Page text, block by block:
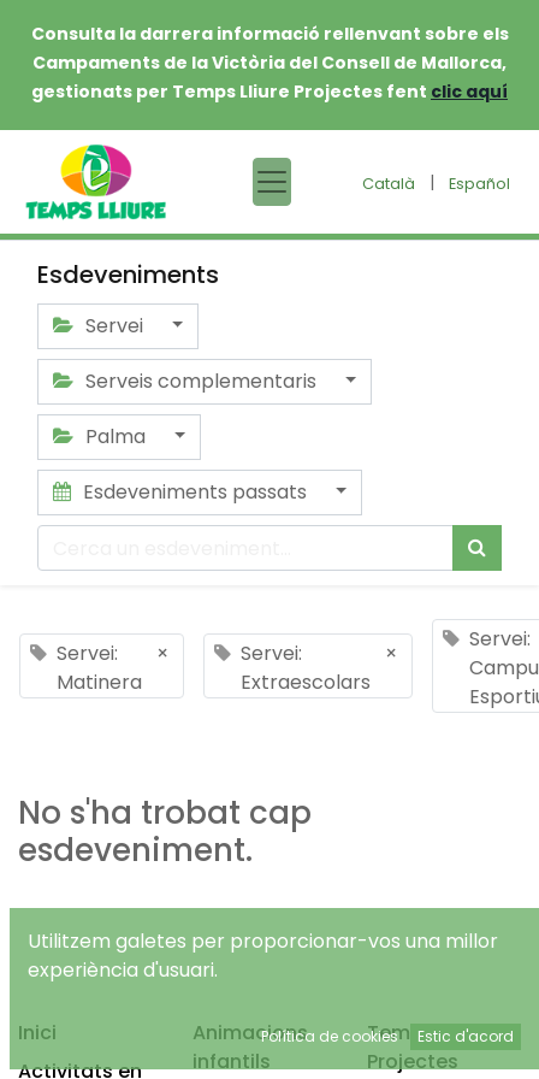
Consulta la darrera informació rellenvant sobre els
Campaments de la Victòria del Consell de Mallorca,
gestionats per Temps Lliure Projectes fent clic aquí
Català | Español
Esdeveniments
Servei
Serveis complementaris
Palma
Esdeveniments passats
Servei:
Matinera
×
Servei:
Extraescolars
×
Servei:
No s'ha trobat cap
esdeveniment.
Inici
Activitats en
Animacions
infantils
Temps Lliure
Projectes
Utilitzem galetes per proporcionar-vos una millor
experiència d'usuari.
Política de cookies Estic d'acord